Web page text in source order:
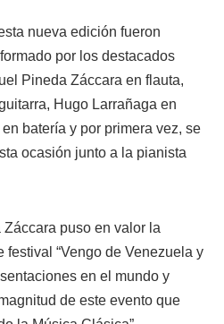
nueva edición fueron
por los destacados
Pineda Záccara en flauta,
Hugo Larrañaga en
batería y por primera vez, se
ocasión junto a la pianista
puso en valor la
festival “Vengo de Venezuela y
en el mundo y
de este evento que